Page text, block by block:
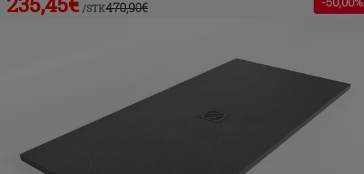
/STK470,90€